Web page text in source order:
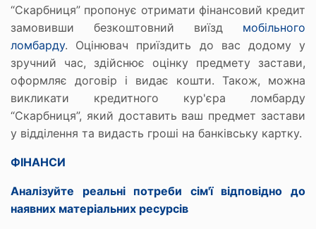
“Скарбниця” пропонує отримати фінансовий кредит
замовивши безкоштовний виїзд мобільного
ломбарду. Оцінювач приїздить до вас додому у
зручний час, здійснює оцінку предмету застави,
оформляє договір і видає кошти. Також, можна
викликати кредитного кур'єра ломбарду
“Скарбниця”, який доставить ваш предмет застави
у відділення та видасть гроші на банківську картку.
ФІНАНСИ
Аналізуйте реальні потреби сім'ї відповідно до
наявних матеріальних ресурсів